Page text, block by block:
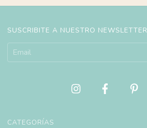
SUSCRIBITE A NUESTRO NEWSLETTER
CATEGORÍAS